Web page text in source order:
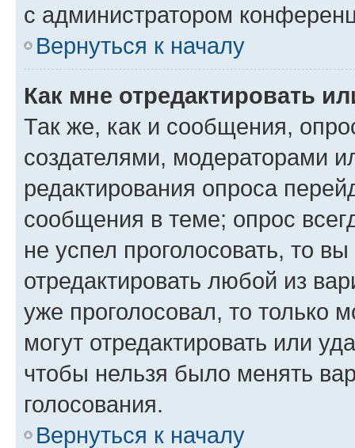
с администратором
Вернуться к началу
Как мне отредактировать
Так же, как и сообщения,
создателями, модераторами
редактирования опроса
сообщения в теме; опрос
не успел проголосовать, то
отредактировать любой из
уже проголосовал, то только
могут отредактировать или
чтобы нельзя было менять
голосования.
Вернуться к началу